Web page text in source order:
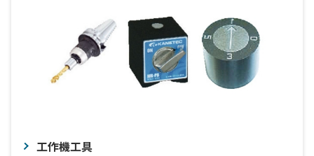
工作機工具